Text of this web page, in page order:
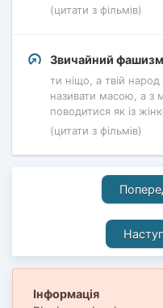
(цитати з фільмів)
Звичайний фашизм.
ти ніщо, а твій
називати масою, а з
поводитися як із
(цитати з фільмів)
Інформація